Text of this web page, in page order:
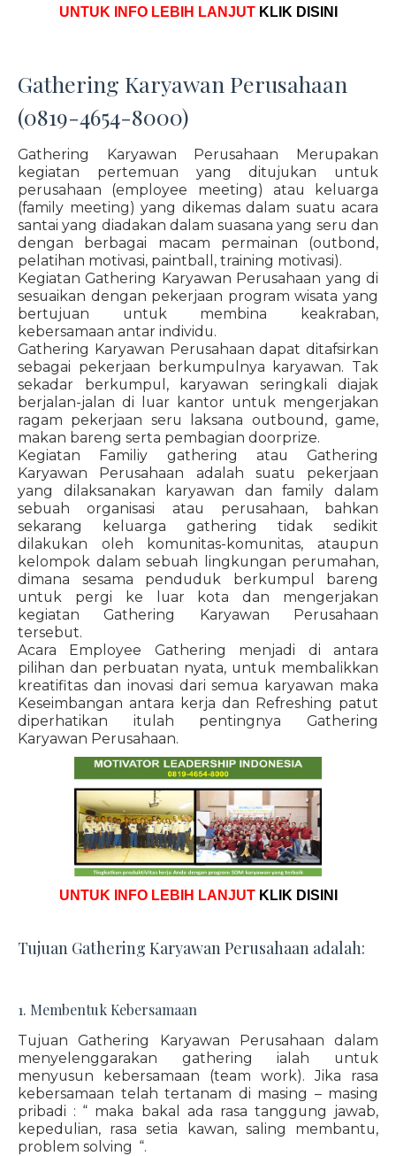
UNTUK INFO LEBIH LANJUT KLIK DISINI
Gathering Karyawan Perusahaan
(0819-4654-8000)
Gathering Karyawan Perusahaan Merupakan
kegiatan pertemuan yang ditujukan untuk
perusahaan (employee meeting) atau keluarga
(family meeting) yang dikemas dalam suatu acara
santai yang diadakan dalam suasana yang seru dan
dengan berbagai macam permainan (outbond,
pelatihan motivasi, paintball, training motivasi).
Kegiatan Gathering Karyawan Perusahaan yang di
sesuaikan dengan pekerjaan program wisata yang
bertujuan untuk membina keakraban,
kebersamaan antar individu.
Gathering Karyawan Perusahaan dapat ditafsirkan
sebagai pekerjaan berkumpulnya karyawan. Tak
sekadar berkumpul, karyawan seringkali diajak
berjalan-jalan di luar kantor untuk mengerjakan
ragam pekerjaan seru laksana outbound, game,
makan bareng serta pembagian doorprize.
Kegiatan Familiy gathering atau Gathering
Karyawan Perusahaan adalah suatu pekerjaan
yang dilaksanakan karyawan dan family dalam
sebuah organisasi atau perusahaan, bahkan
sekarang keluarga gathering tidak sedikit
dilakukan oleh komunitas-komunitas, ataupun
kelompok dalam sebuah lingkungan perumahan,
dimana sesama penduduk berkumpul bareng
untuk pergi ke luar kota dan mengerjakan
kegiatan Gathering Karyawan Perusahaan
tersebut.
Acara Employee Gathering menjadi di antara
pilihan dan perbuatan nyata, untuk membalikkan
kreatifitas dan inovasi dari semua karyawan maka
Keseimbangan antara kerja dan Refreshing patut
diperhatikan itulah pentingnya Gathering
Karyawan Perusahaan.
UNTUK INFO LEBIH LANJUT KLIK DISINI
Tujuan Gathering Karyawan Perusahaan adalah:
1. Membentuk Kebersamaan
Tujuan Gathering Karyawan Perusahaan dalam
menyelenggarakan gathering ialah untuk
menyusun kebersamaan (team work). Jika rasa
kebersamaan telah tertanam di masing – masing
pribadi : “ maka bakal ada rasa tanggung jawab,
kepedulian, rasa setia kawan, saling membantu,
problem solving “.